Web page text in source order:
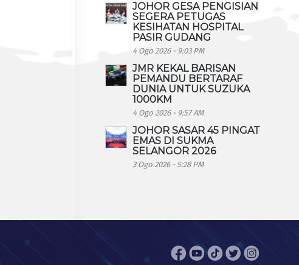
JOHOR GESA PENGISIAN
SEGERA PETUGAS
KESIHATAN HOSPITAL
PASIR GUDANG
4 Ogo 2026 - 9:03 PM
JMR KEKAL BARISAN
PEMANDU BERTARAF
DUNIA UNTUK SUZUKA
1000KM
4 Ogo 2026 - 9:57 AM
JOHOR SASAR 45 PINGAT
EMAS DI SUKMA
SELANGOR 2026
3 Ogo 2026 - 5:28 PM